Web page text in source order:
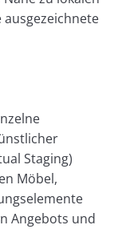
Staging)
Möbel,
Angebots und